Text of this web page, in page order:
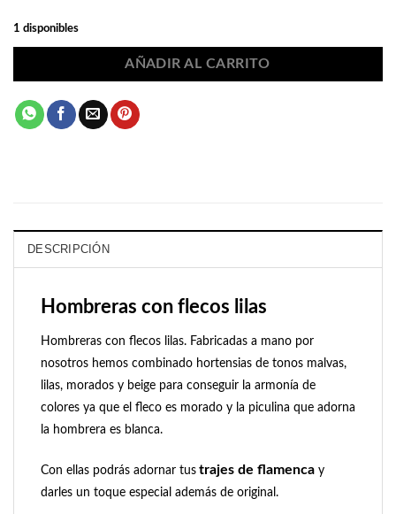
1 disponibles
AÑADIR AL CARRITO
DESCRIPCIÓN
Hombreras con flecos lilas
Hombreras con flecos lilas. Fabricadas a mano por
nosotros hemos combinado hortensias de tonos malvas,
lilas, morados y beige para conseguir la armonía de
colores ya que el fleco es morado y la piculina que adorna
la hombrera es blanca.
Con ellas podrás adornar tus trajes de flamenca y
darles un toque especial además de original.